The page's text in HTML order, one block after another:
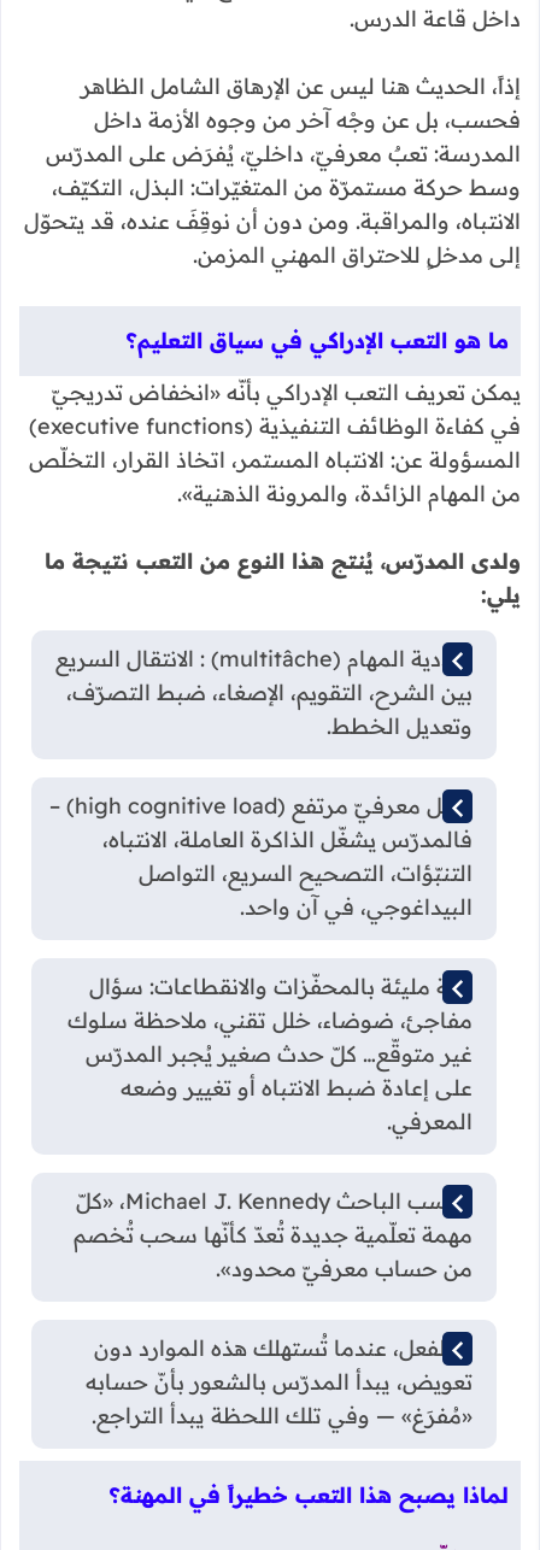
داخل قاعة الدرس.
إذاً، الحديث هنا ليس عن الإرهاق الشامل الظاهر
فحسب، بل عن وجْه آخر من وجوه الأزمة داخل
المدرسة: تعبٌ معرفيّ، داخليّ، يُفرَض على المدرّس
وسط حركة مستمرّة من المتغيّرات: البذل، التكيّف،
الانتباه، والمراقبة. ومن دون أن نوقِفَ عنده، قد يتحوّل
إلى مدخلٍ للاحتراق المهني المزمن.
ما هو التعب الإدراكي في سياق التعليم؟
يمكن تعريف التعب الإدراكي بأنّه «انخفاض تدريجيّ
في كفاءة الوظائف التنفيذية (executive functions)
المسؤولة عن: الانتباه المستمر، اتخاذ القرار، التخلّص
من المهام الزائدة، والمرونة الذهنية».
ولدى المدرّس، يُنتج هذا النوع من التعب نتيجة ما
يلي:
تعدّدية المهام (multitâche) : الانتقال السريع
بين الشرح، التقويم، الإصغاء، ضبط التصرّف،
وتعديل الخطط.
حمل معرفيّ مرتفع (high cognitive load) –
فالمدرّس يشغّل الذاكرة العاملة، الانتباه،
التنبّؤات، التصحيح السريع، التواصل
البيداغوجي، في آن واحد.
بيئة مليئة بالمحفّزات والانقطاعات: سؤال
مفاجئ، ضوضاء، خلل تقني، ملاحظة سلوك
غير متوقّع… كلّ حدث صغير يُجبر المدرّس
على إعادة ضبط الانتباه أو تغيير وضعه
المعرفي.
بحسب الباحث Michael J. Kennedy، «كلّ
مهمة تعلّمية جديدة تُعدّ كأنّها سحب تُخصم
من حساب معرفيّ محدود».
وبالفعل، عندما تُستهلك هذه الموارد دون
تعويض، يبدأ المدرّس بالشعور بأنّ حسابه
«مُفرَغ» — وفي تلك اللحظة يبدأ التراجع.
لماذا يصبح هذا التعب خطيراً في المهنة؟